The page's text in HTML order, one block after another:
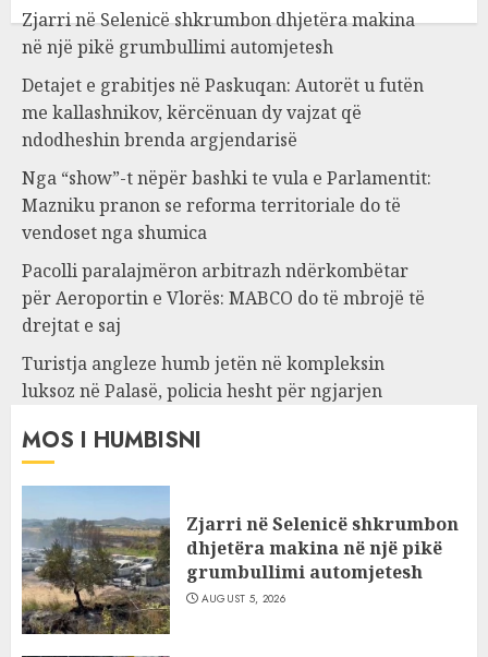
Zjarri në Selenicë shkrumbon dhjetëra makina
në një pikë grumbullimi automjetesh
Detajet e grabitjes në Paskuqan: Autorët u futën
me kallashnikov, kërcënuan dy vajzat që
ndodheshin brenda argjendarisë
Nga “show”-t nëpër bashki te vula e Parlamentit:
Mazniku pranon se reforma territoriale do të
vendoset nga shumica
Pacolli paralajmëron arbitrazh ndërkombëtar
për Aeroportin e Vlorës: MABCO do të mbrojë të
drejtat e saj
Turistja angleze humb jetën në kompleksin
luksoz në Palasë, policia hesht për ngjarjen
MOS I HUMBISNI
Zjarri në Selenicë shkrumbon
dhjetëra makina në një pikë
grumbullimi automjetesh
AUGUST 5, 2026